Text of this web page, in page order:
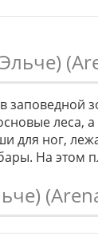
заповедной
леса, а
для ног,
На этом